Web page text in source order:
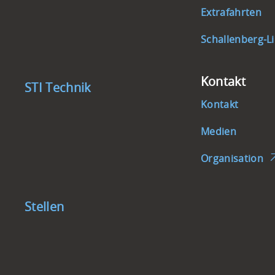
Extrafahrten
Schallenberg-
STI Technik Kontakt
Kontakt
Medien
Organisation
Stellen